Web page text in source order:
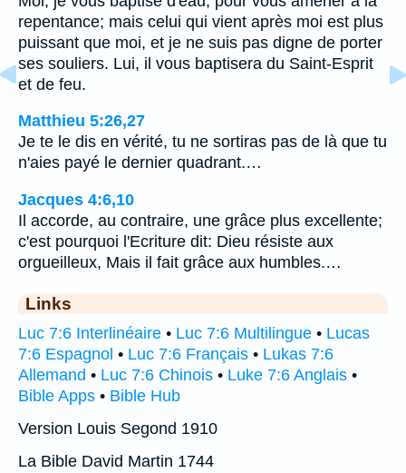
repentance; mais celui qui vient après moi est plus
puissant que moi, et je ne suis pas digne de porter
ses souliers. Lui, il vous baptisera du Saint-Esprit
et de feu.
Matthieu 5:26,27
Je te le dis en vérité, tu ne sortiras pas de là que tu
n'aies payé le dernier quadrant.…
Jacques 4:6,10
Il accorde, au contraire, une grâce plus excellente;
c'est pourquoi l'Ecriture dit: Dieu résiste aux
orgueilleux, Mais il fait grâce aux humbles.…
Links
Luc 7:6 Interlinéaire • Luc 7:6 Multilingue • Lucas
7:6 Espagnol • Luc 7:6 Français • Lukas 7:6
Allemand • Luc 7:6 Chinois • Luke 7:6 Anglais •
Bible Apps • Bible Hub
Version Louis Segond 1910
La Bible David Martin 1744